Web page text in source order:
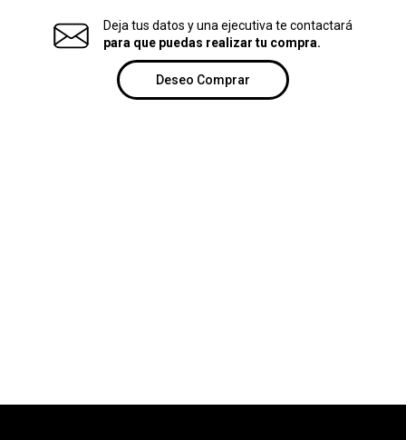
Deja tus datos y una ejecutiva te contactará
para que puedas realizar tu compra.
Deseo Comprar